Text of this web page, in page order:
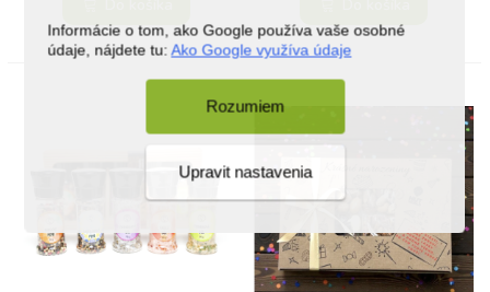
Informácie o tom, ako Google používa vaše osobné
údaje, nájdete tu:Ako Google využíva údaje
Rozumiem
Upravit nastavenia